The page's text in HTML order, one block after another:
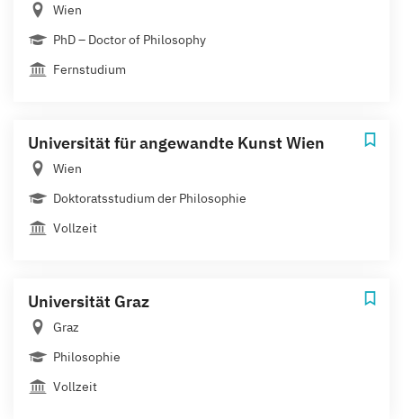
Wien
PhD – Doctor of Philosophy
Fernstudium
Universität für angewandte Kunst Wien
Wien
Doktoratsstudium der Philosophie
Vollzeit
Universität Graz
Graz
Philosophie
Vollzeit